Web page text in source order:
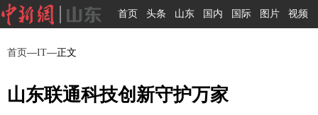
首页 头条 山东 国内 国际 图片 视频
首页—IT—正文
山东联通科技创新守护万家